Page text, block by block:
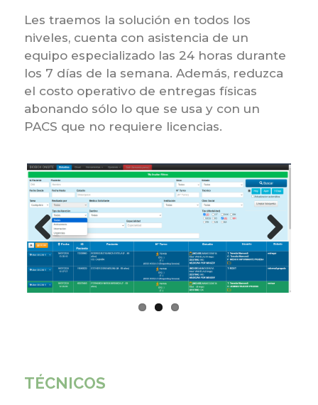
Les traemos la solución en todos los
niveles, cuenta con asistencia de un
equipo especializado las 24 horas durante
los 7 días de la semana. Además, reduzca
el costo operativo de entregas físicas
abonando sólo lo que se usa y con un
PACS que no requiere licencias.
Previous Next
TÉCNICOS